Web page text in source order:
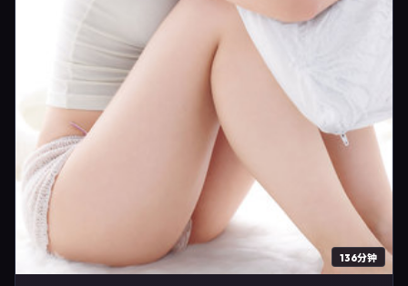
136分钟